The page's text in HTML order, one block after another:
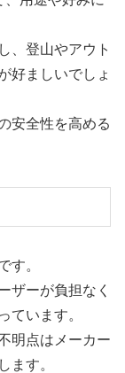
、登山やアウト
好ましいでしょ
安全性を高める
す。
ザーが負担なく
ています。
明点はメーカー
ます。